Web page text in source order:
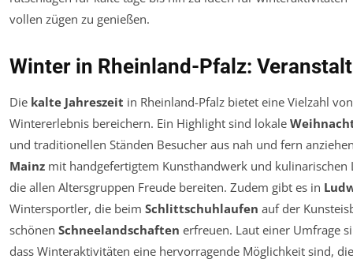
Winter in Rheinland-Pfalz:
Die kalte Jahreszeit in Rheinland-Pfalz bietet eine Vielzahl
Wintererlebnis bereichern. Ein Highlight sind lokale
und traditionellen Ständen Besucher aus nah und fern
Mainz mit handgefertigtem Kunsthandwerk und kulinarischen
die allen Altersgruppen Freude bereiten. Zudem gibt es in
Wintersportler, die beim Schlittschuhlaufen auf der
schönen Schneelandschaften erfreuen. Laut einer Umfrage
dass Winteraktivitäten eine hervorragende Möglichkeit sind,